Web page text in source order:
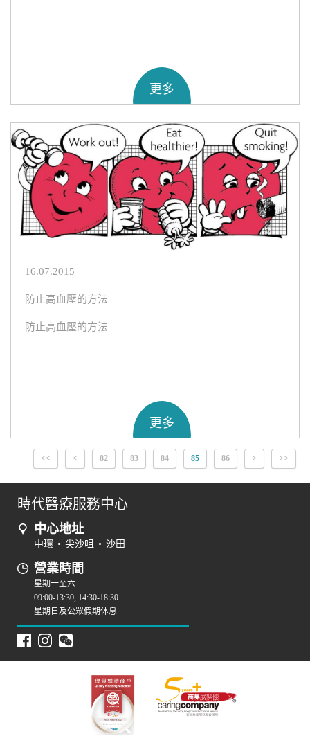
更多
16.07.2015
防止高血壓的方法
防止高血壓的方法
更多
<< < 82 83 84 85 86 > >>
時代醫療服務中心
中心地址
中環 • 尖沙咀 • 沙田
營業時間
星期一至六
09:00-13:30, 14:30-18:30
星期日及公眾假期休息